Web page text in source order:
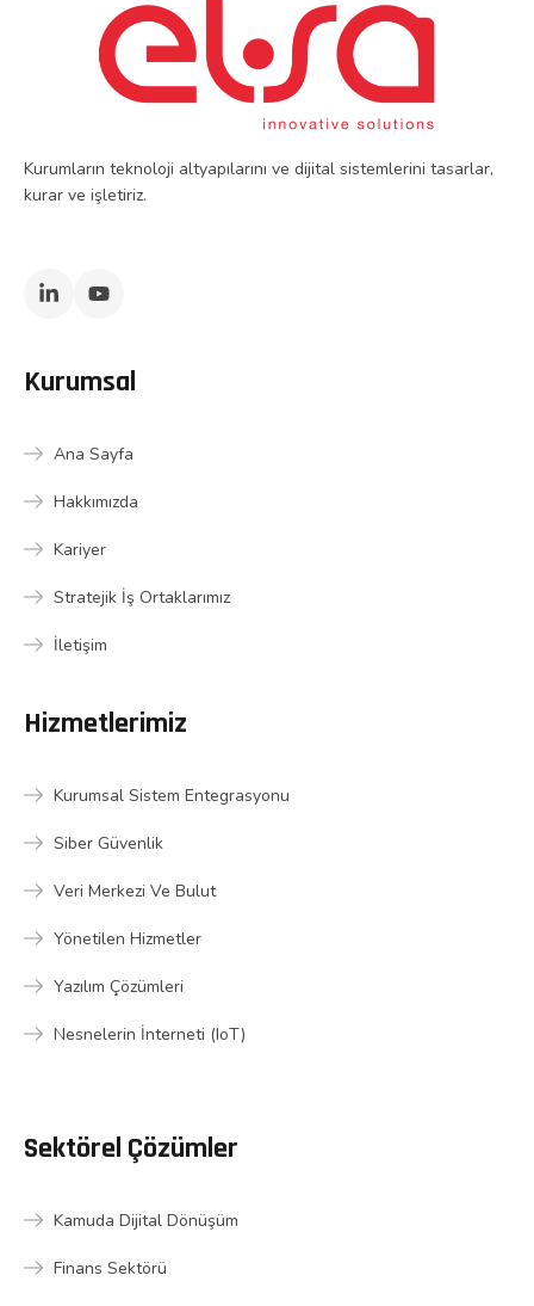
Kurumların teknoloji altyapılarını ve dijital sistemlerini tasarlar,
kurar ve işletiriz.
Kurumsal
Ana Sayfa
Hakkımızda
Kariyer
Stratejik İş Ortaklarımız
İletişim
Hizmetlerimiz
Kurumsal Sistem Entegrasyonu
Siber Güvenlik
Veri Merkezi Ve Bulut
Yönetilen Hizmetler
Yazılım Çözümleri
Nesnelerin İnterneti (IoT)
Sektörel Çözümler
Kamuda Dijital Dönüşüm
Finans Sektörü